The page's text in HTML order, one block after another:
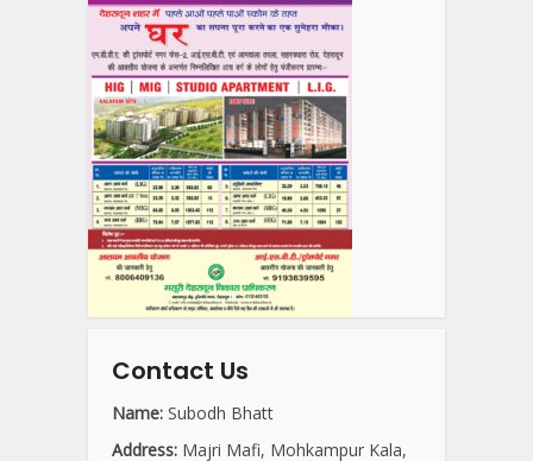
Contact Us
Name: Subodh Bhatt
Address: Majri Mafi, Mohkampur Kala,